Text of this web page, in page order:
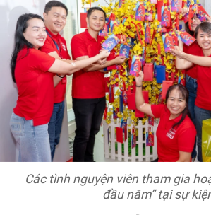
Các tình nguyện viên tham gia
đầu năm” tại sự